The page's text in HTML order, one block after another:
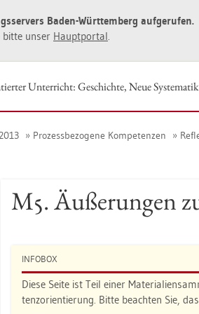
Baden-Würt­tem­berg auf­ge­ru­fen.
bitte unser Haupt­por­tal.
Un­ter­richt: Ge­schich­te, Neue
Pro­zess­be­zo­ge­ne Kom­pe­ten­zen
M5. Äu­ße­run­gen
IN­FO­BOX
Diese Seite ist Teil einer
tenz­ori­en­tie­rung. Bitte be­ach­ten Sie,